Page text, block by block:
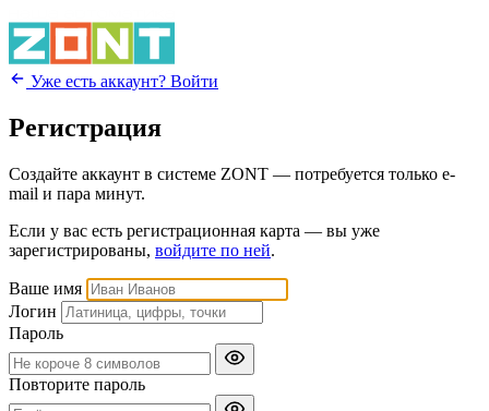
Уже есть аккаунт? Войти
Регистрация
Создайте аккаунт в системе ZONT — потребуется только e-
mail и пара минут.
Если у вас есть регистрационная карта — вы уже
зарегистрированы, войдите по ней.
Ваше имя
Логин
Пароль
Повторите пароль